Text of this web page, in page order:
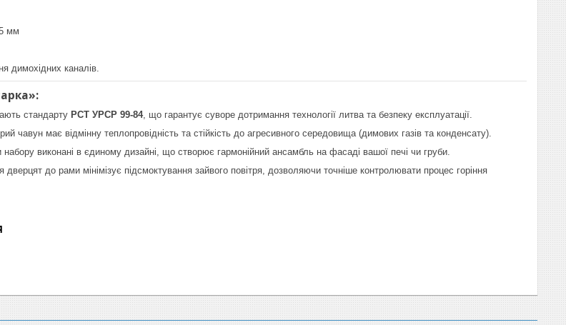
мм
димохідних каналів.
стандарту РСТ УРСР 99-84, що гарантує суворе дотримання технології литва та безпеку експлуатації.
чавун має відмінну теплопровідність та стійкість до агресивного середовища (димових газів та конденсату).
набору виконані в єдиному дизайні, що створює гармонійний ансамбль на фасаді вашої печі чи груби.
дверцят до рами мінімізує підсмоктування зайвого повітря, дозволяючи точніше контролювати процес горіння